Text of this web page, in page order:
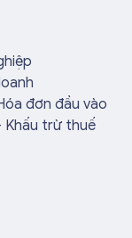
đơn đầu vào
Khấu trừ thuế